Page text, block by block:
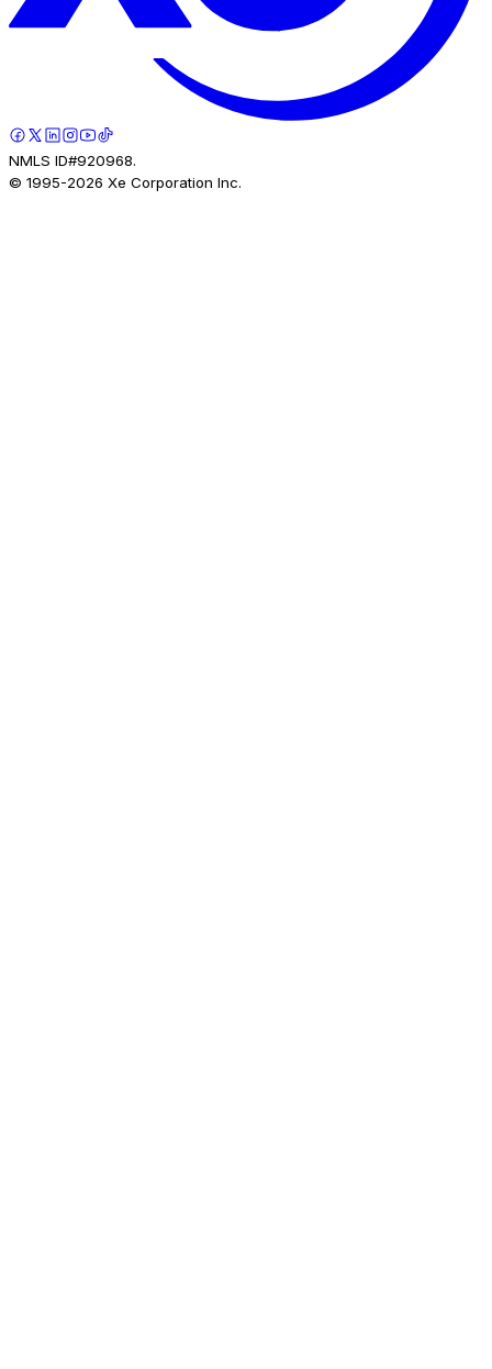
NMLS ID#920968.
© 1995-2026 Xe Corporation Inc.